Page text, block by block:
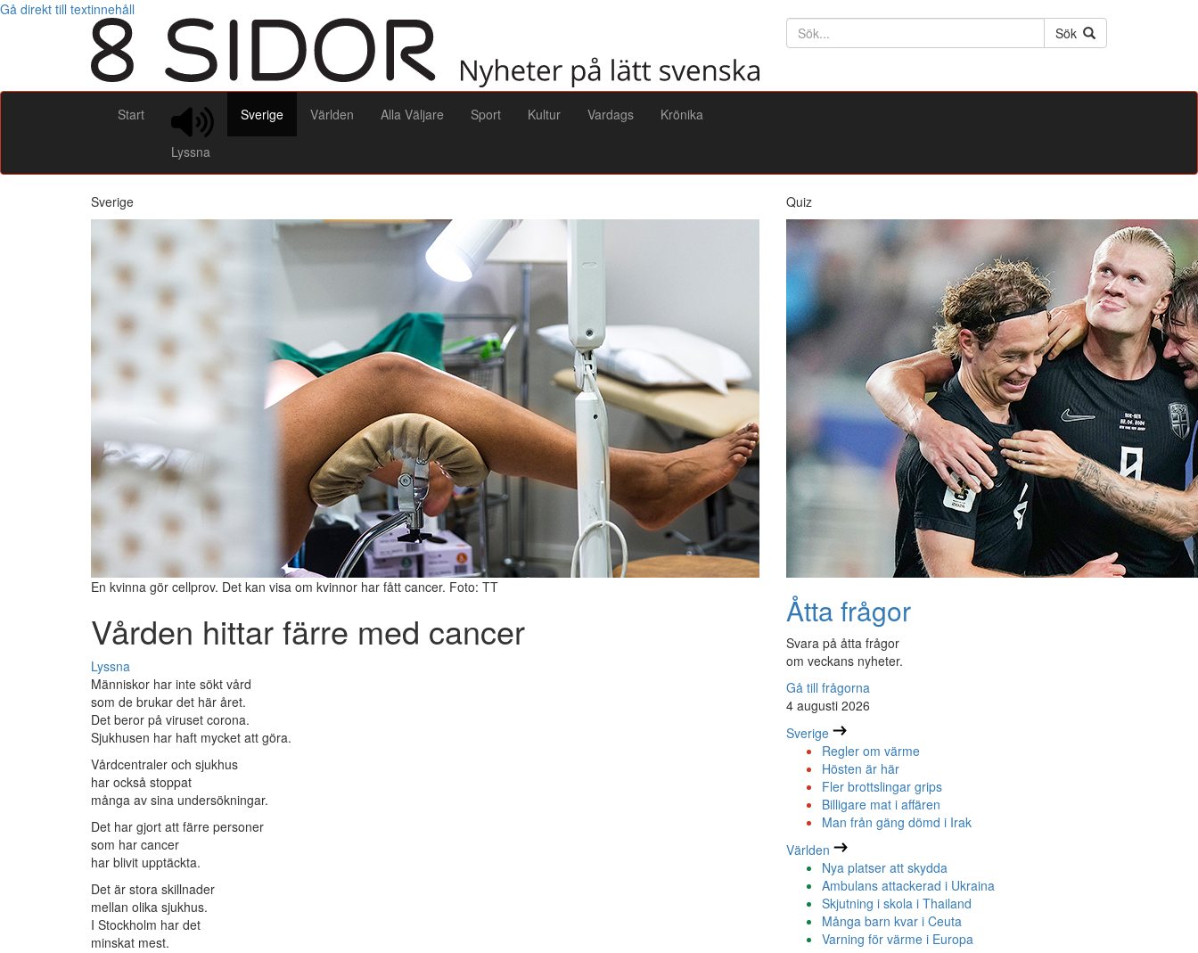
Gå direkt till textinnehåll
Söktext
Sök
Start
Lyssna
Sverige Världen Alla Väljare Sport Kultur Vardags Krönika
Sverige
En kvinna gör cellprov. Det kan visa om kvinnor har fått cancer. Foto: TT
Vården hittar färre med cancer
Lyssna
Människor har inte sökt vård
som de brukar det här året.
Det beror på viruset corona.
Sjukhusen har haft mycket att göra.
Vårdcentraler och sjukhus
har också stoppat
många av sina undersökningar.
Det har gjort att färre personer
som har cancer
har blivit upptäckta.
Det är stora skillnader
mellan olika sjukhus.
I Stockholm har det
minskat mest.
Quiz
Åtta frågor
Svara på åtta frågor
om veckans nyheter.
Gå till frågorna
4 augusti 2026
Sverige
Regler om värme
Hösten är här
Fler brottslingar grips
Billigare mat i affären
Man från gäng dömd i Irak
Världen
Nya platser att skydda
Ambulans attackerad i Ukraina
Skjutning i skola i Thailand
Många barn kvar i Ceuta
Varning för värme i Europa